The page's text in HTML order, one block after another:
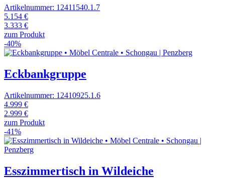
Artikelnummer: 12411540.1.7
5.154 €
3.333 €
zum Produkt
-40%
Eckbankgruppe
Artikelnummer: 12410925.1.6
4.999 €
2.999 €
zum Produkt
-41%
Esszimmertisch in Wildeiche